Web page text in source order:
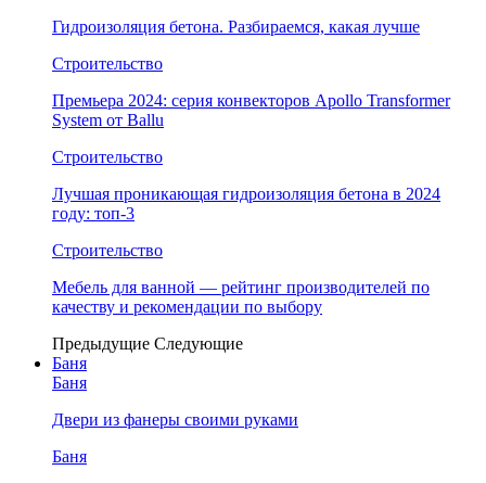
Гидроизоляция бетона. Разбираемся, какая лучше
Строительство
Премьера 2024: серия конвекторов Apollo Transformer
System от Ballu
Строительство
Лучшая проникающая гидроизоляция бетона в 2024
году: топ-3
Строительство
Мебель для ванной — рейтинг производителей по
качеству и рекомендации по выбору
Предыдущие Следующие
Баня
Баня
Двери из фанеры своими руками
Баня